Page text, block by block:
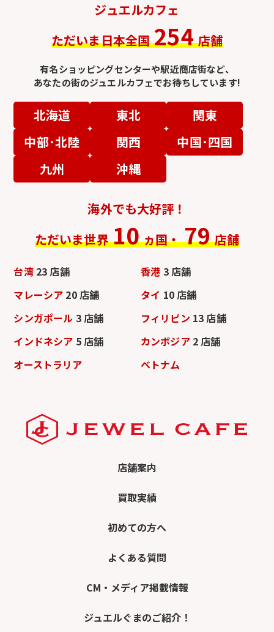
ジュエルカフェ
ただいま日本全国 254 店舗
有名ショッピングセンターや駅近商店街など、
あなたの街のジュエルカフェでお待ちしています!
北海道 東北
関東
中部･北陸
関西
中国･四国
九州
沖縄
海外でも大好評！
ただいま世界 10 ヵ国・ 79 店舗
台湾 23 店舗 香港 3 店舗
マレーシア 20 店舗 タイ 10 店舗
シンガポール 3 店舗 フィリピン 13 店舗
インドネシア 5 店舗 カンボジア 2 店舗
オーストラリア
ベトナム
店舗案内
買取実績
初めての方へ
よくある質問
CM・メディア掲載情報
ジュエルぐまのご紹介！